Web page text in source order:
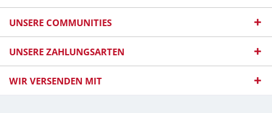
UNSERE COMMUNITIES
UNSERE ZAHLUNGSARTEN
WIR VERSENDEN MIT